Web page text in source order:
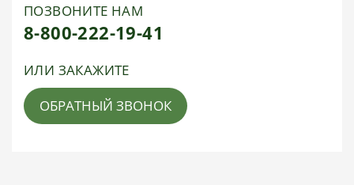
ПОЗВОНИТЕ НАМ
8-800-222-19-41
ИЛИ ЗАКАЖИТЕ
ОБРАТНЫЙ ЗВОНОК